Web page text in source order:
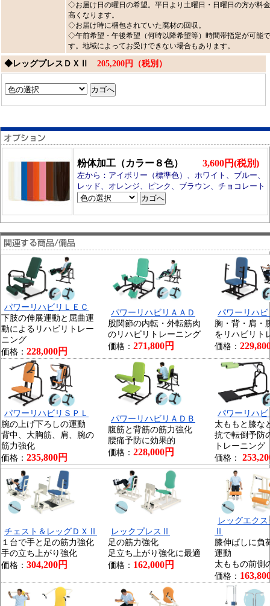
◇お届け日の曜日の希望。平日より土曜日・日曜日の方が料
高くなります。
◇お届け時に梱包されていた廃材の回収。
◇午前希望・午後希望（何時以降希望等）時間帯指定が可能で
す。地域によってお受けできない場合もあります。
◆レッグプレスＤＸⅡ 205,200円（税別）
粉体加工（カラー８色） 3,600円(税別)
左から：アイボリー（標準色）、ホワイト、ブルー、
レッド、オレンジ、ピンク、ブラウン、チョコレート
パワーリハビリＬＥＣ
下肢の伸展運動と屈曲運
動によるリハビリトレー
ニング
価格： 228,000円
パワーリハビリＡＡＤ
股関節の内転・外転筋肉
のリハビリトレーニング
価格： 271,800円
パワーリハ
胸・背・肩・
をリハビリト
価格：
パワーリハビリＳＰＬ
腕の上げ下ろしの運動
背中、大胸筋、肩、腕の
筋力強化
価格： 235,800円
パワーリハビリＡＤＢ
腹筋と背筋の筋力強化
腰痛予防に効果的
価格： 228,000円
パワーリハ
太ももと膝な
抗で転倒予防
トレーニング
価格：
チェスト＆レッグＤＸⅡ
１台で手と足の筋力強化
手の立ち上がり強化
価格： 304,200円
レックプレスⅡ
足の筋力強化
足立ち上がり強化に最適
価格： 162,000円
レッグエク
膝伸ばしに負
運動
太ももの前側
価格：